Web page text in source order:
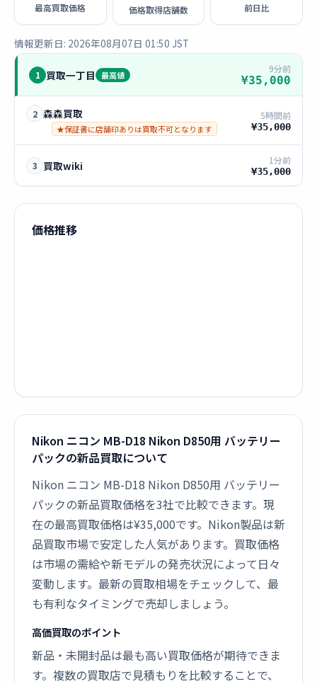
最高買取価格 価格取得店舗数 前日比
情報更新日: 2026年08月07日 01:50 JST
1 買取一丁目 最高値
9分前
¥35,000
2 森森買取
★保証書に店舗印ありは買取不可となります
5時間前
¥35,000
3 買取wiki 1分前
¥35,000
価格推移
Nikon ニコン MB-D18 Nikon D850用 バッテリー
パックの新品買取について
Nikon ニコン MB-D18 Nikon D850用 バッテリー
パックの新品買取価格を3社で比較できます。現
在の最高買取価格は¥35,000です。Nikon製品は新
品買取市場で安定した人気があります。買取価格
は市場の需給や新モデルの発売状況によって日々
変動します。最新の買取相場をチェックして、最
も有利なタイミングで売却しましょう。
高価買取のポイント
新品・未開封品は最も高い買取価格が期待できま
す。複数の買取店で見積もりを比較することで、